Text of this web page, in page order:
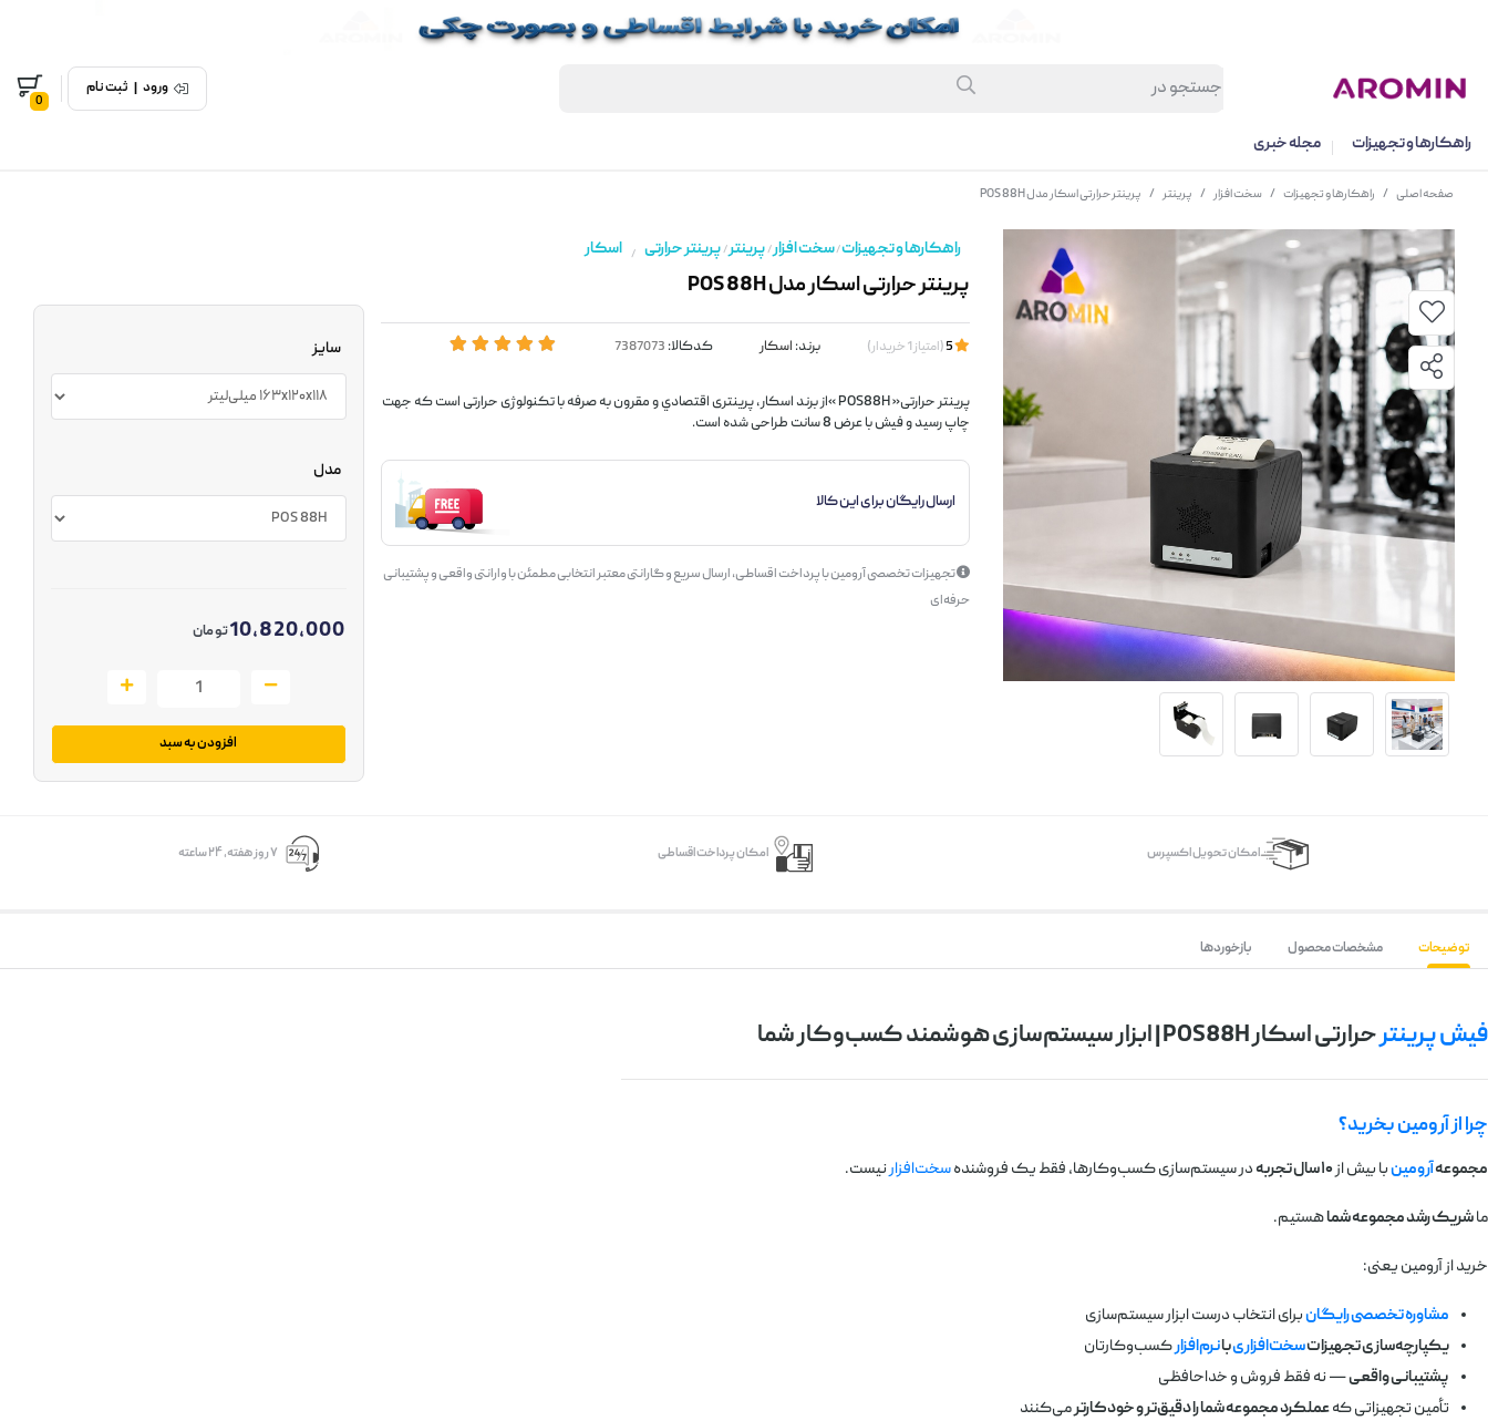
ورود | ثبت نام
0
راهکارها و تجهیزات مجله خبری
صفحه اصلی / راهکارها و تجهیزات / سخت افزار / پرینتر / پرینتر حرارتی اسکار مدل POS 88H
راهکارها و تجهیزات/سخت افزار/پرینتر/پرینتر حرارتی / اسکار
پرینتر حرارتی اسکار مدل POS 88H
(امتیاز1خریدار) برند: اسکار کدکالا:
پرینتر حرارتی« POS88H »از برند اسکار، پرینتری اقتصادي و مقرون به صرفه با تکنولوژی حرارتی است که جهت
چاپ رسید و فیش با عرض 8‌ سانت طراحی شده است.
ارسال رایگان برای این کالا
تجهیزات تخصصی آرومین با پرداخت اقساطی، ارسال سریع و گارانتی معتبر انتخابی مطمئن با وارانتی واقعی و پشتیبانی
حرفه‌ای
سایز
مدل
10,820,000تومان
افزودن به سبد
اﻣﮑﺎن ﺗﺤﻮﯾﻞ اﮐﺴﭙﺮس امکان پرداخت اقساطی ۷ روز ﻫﻔﺘﻪ، ۲۴ ﺳﺎﻋﺘﻪ
توضیحات مشخصات محصول بازخوردها
فیش پرینترحرارتی اسکار POS88H | ابزار سیستم‌سازی هوشمند کسب‌وکار شما
چرا از آرومین بخرید؟
مجموعهآرومینبا بیش از۱۰ سال تجربه در سیستم‌سازی کسب‌وکارها، فقط یک فروشندهسخت‌افزارنیست.
ماشریک رشد مجموعه شماهستیم.
خرید از آرومین یعنی:
مشاوره تخصصی رایگانبرای انتخاب درست ابزار سیستم‌سازی
یکپارچه‌سازی تجهیزاتسخت‌افزاریبانرم‌افزارکسب‌وکارتان
پشتیبانی واقعی— نه فقط فروش و خداحافظی
تأمین تجهیزاتی کهعملکرد مجموعه شما را دقیق‌تر و خودکارترمی‌کنند